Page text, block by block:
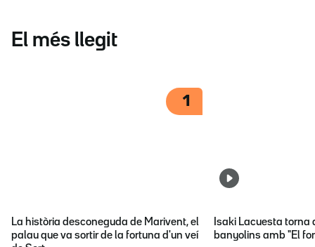
El més llegit
1
La història desconeguda de Marivent, el
palau que va sortir de la fortuna d'un veí
Isaki Lacuesta torna
banyolins amb "El